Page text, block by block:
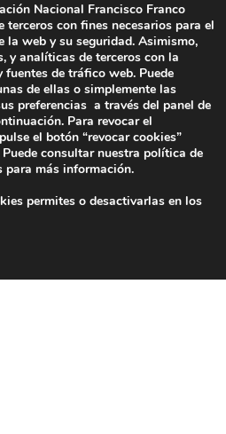
en tu correo…
mail *
Nacional Francisco Franco
con fines necesarios para el
la web y su seguridad. Asimismo,
y analíticas de terceros con la
de tráfico web. Puede
de ellas o simplemente las
preferencias a través del panel de
Para revocar el
el botón “revocar cookies”
consultar nuestra política de
para más información.
permites o desactivarlas en los